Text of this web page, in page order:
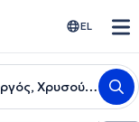
EL
Ορθοπαιδικός - Ορθοπαιδικός Χειρουργός, Χρυσούπολη